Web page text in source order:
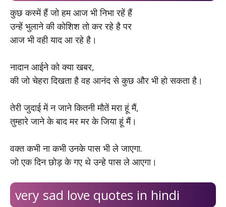
कुछ कस्में हैं जो हम आज भी निभा रहें हैं
उन्हें भुलाने की कोशिश तो कर रहे है पर
आज भी वही याद आ रहे है।
नादान आईने को क्या खबर,
की जो चेहरा दिखता है वह आनंद से कुछ और भी हो सकता है।
तेरी जुदाई में न जाने कितनी मौतें मरा हूं मैं,
तुम्हारे जाने के बाद मर मर के जिया हूं मैं।
वक्त कभी ना कभी उनके पास भी ले जाएगा.
जो एक दिन छोड़ के गए थे उन्हे पास ले आएगा।
very sad love quotes in hindi